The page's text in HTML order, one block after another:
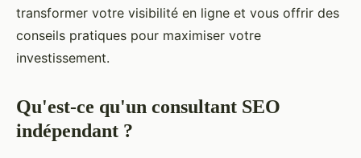
transformer votre visibilité en ligne et vous offrir des
conseils pratiques pour maximiser votre
investissement.
Qu'est-ce qu'un consultant SEO
indépendant ?